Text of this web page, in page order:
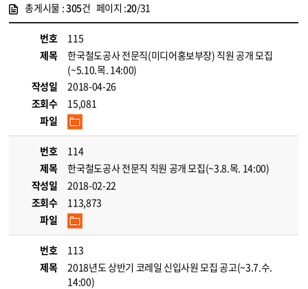
총게시물 :305건 페이지 :20/31
번호
115
제목
한국철도공사 전문직(미디어홍보부장) 직원 공개 모집
(~5.10.목. 14:00)
작성일
2018-04-26
조회수
15,081
파일
번호
114
제목
한국철도공사 전문직 직원 공개 모집(~3.8.목. 14:00)
작성일
2018-02-22
조회수
113,873
파일
번호
113
제목
2018년도 상반기 코레일 신입사원 모집 공고(~3.7.수.
14:00)